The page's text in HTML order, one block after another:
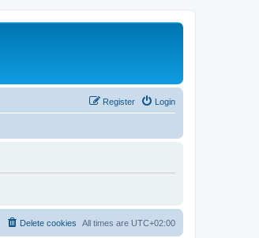
Login
Register
All times are UTC+02:00
Delete cookies